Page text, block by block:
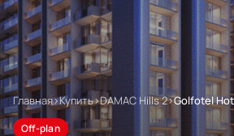
Главная›Купить›DAMAC Hills 2›Golfotel
Off-plan